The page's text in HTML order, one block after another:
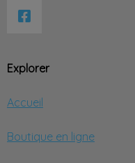
Explorer
Accueil
Boutique en ligne